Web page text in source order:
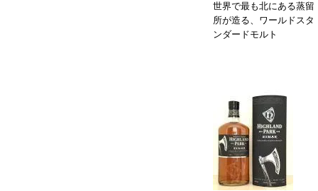
世界で最も北にある蒸留
所が造る、ワールドスタ
ンダードモルト